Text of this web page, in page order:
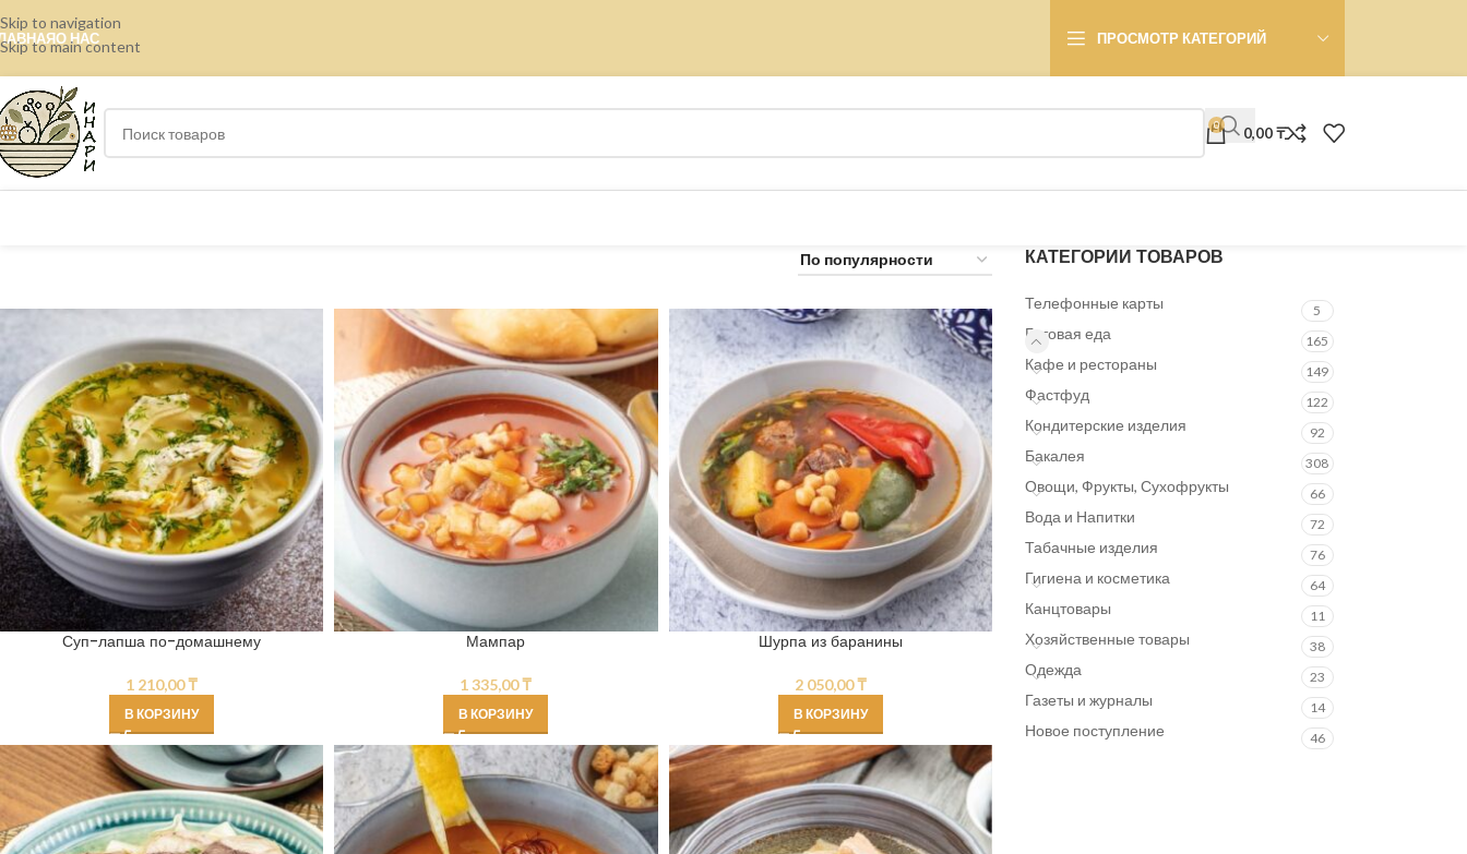
Skip to navigation
Skip to main content
О НАС ПРОСМОТР КАТЕГОРИЙ
0 0,00₸
Суп-лапша по-домашнему
1 210,00₸
В КОРЗИНУ
Мампар
1 335,00₸
В КОРЗИНУ
Шурпа из баранины
2 050,00₸
В КОРЗИНУ
КАТЕГОРИИ ТОВАРОВ
Телефонные карты 5
Готовая еда 165
Кафе и рестораны 149
Фастфуд 122
Кондитерские изделия 92
Бакалея 308
Овощи, Фрукты, Сухофрукты 66
Вода и Напитки 72
Табачные изделия 76
Гигиена и косметика 64
Канцтовары 11
Хозяйственные товары 38
Одежда 23
Газеты и журналы 14
Новое поступление 46